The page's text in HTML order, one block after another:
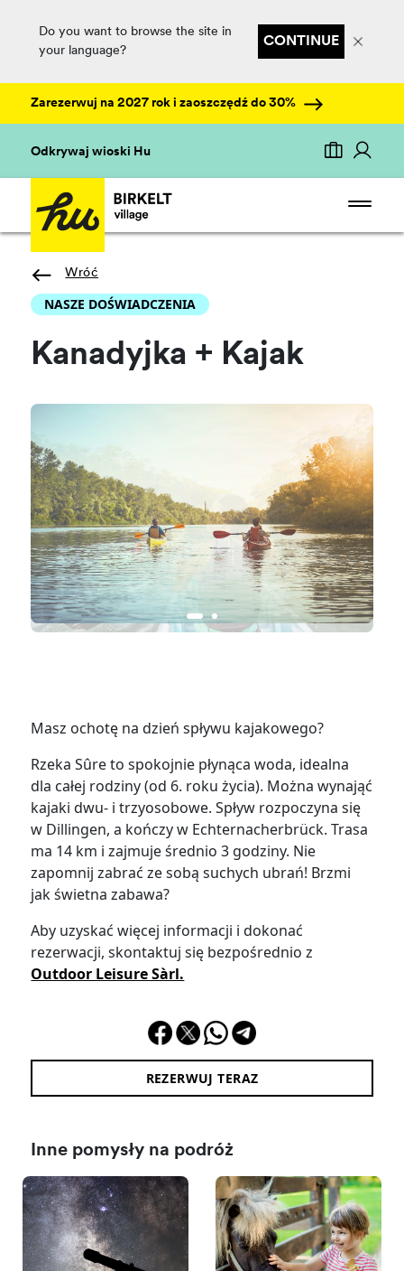
Do you want to browse the site in
your language?
CONTINUE
Zarezerwuj na 2027 rok i zaoszczędź do 30%
Odkrywaj wioski Hu
Wróć
NASZE DOŚWIADCZENIA
Kanadyjka + Kajak
Masz ochotę na dzień spływu kajakowego?
Rzeka Sûre to spokojnie płynąca woda, idealna
dla całej rodziny (od 6. roku życia). Można wynająć
kajaki dwu- i trzyosobowe. Spływ rozpoczyna się
w Dillingen, a kończy w Echternacherbrück. Trasa
ma 14 km i zajmuje średnio 3 godziny. Nie
zapomnij zabrać ze sobą suchych ubrań! Brzmi
jak świetna zabawa?
Aby uzyskać więcej informacji i dokonać
rezerwacji, skontaktuj się bezpośrednio z
Outdoor Leisure Sàrl.
REZERWUJ TERAZ
Inne pomysły na podróż